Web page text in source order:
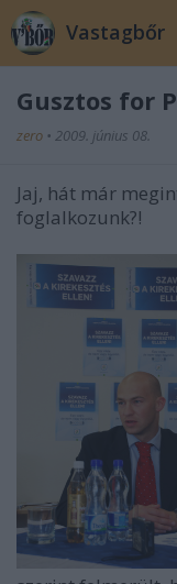
Vastagbőr
Gusztos for
zero • 2009. június 08.
Jaj, hát már
foglalkozunk?!